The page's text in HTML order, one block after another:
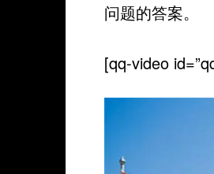
问题的答案。
[qq-video